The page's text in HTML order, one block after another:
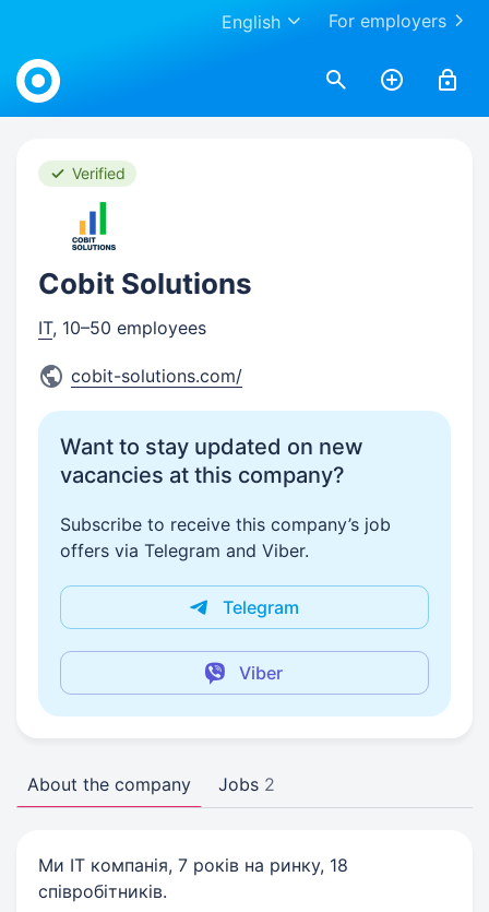
For employers
English
Work.ua
Verified
Cobit Solutions
IT, 10–50 employees
cobit-solutions.com/
Want to stay updated on new
vacancies at this company?
Subscribe to receive this company’s job
offers via Telegram and Viber.
Telegram
Viber
About the company Jobs 2
Ми IT компанія, 7 років на ринку, 18
співробітників.